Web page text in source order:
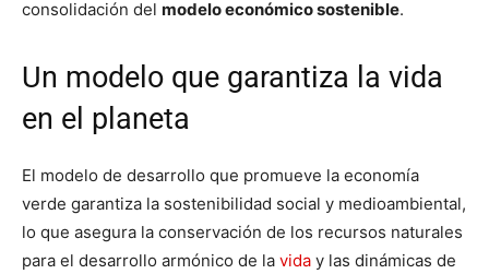
consolidación del modelo económico sostenible.
Un modelo que garantiza la vida
en el planeta
El modelo de desarrollo que promueve la economía
verde garantiza la sostenibilidad social y medioambiental,
lo que asegura la conservación de los recursos naturales
para el desarrollo armónico de la vida y las dinámicas de